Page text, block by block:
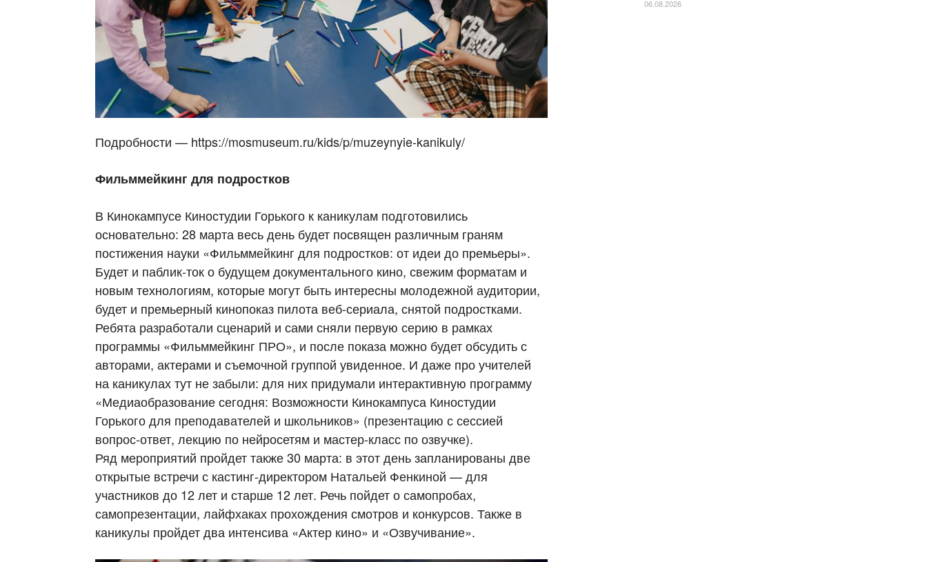
Подробности — https://mosmuseum.ru/kids/p/muzeynyie-kanikuly/
Фильммейкинг для подростков
В Кинокампусе Киностудии Горького к каникулам подготовились
основательно: 28 марта весь день будет посвящен различным граням
постижения науки «Фильммейкинг для подростков: от идеи до премьеры».
Будет и паблик-ток о будущем документального кино, свежим форматам и
новым технологиям, которые могут быть интересны молодежной аудитории,
будет и премьерный кинопоказ пилота веб-сериала, снятой подростками.
Ребята разработали сценарий и сами сняли первую серию в рамках
программы «Фильммейкинг ПРО», и после показа можно будет обсудить с
авторами, актерами и съемочной группой увиденное. И даже про учителей
на каникулах тут не забыли: для них придумали интерактивную программу
«Медиаобразование сегодня: Возможности Кинокампуса Киностудии
Горького для преподавателей и школьников» (презентацию с сессией
вопрос-ответ, лекцию по нейросетям и мастер-класс по озвучке).
Ряд мероприятий пройдет также 30 марта: в этот день запланированы две
открытые встречи с кастинг-директором Натальей Фенкиной — для
участников до 12 лет и старше 12 лет. Речь пойдет о самопробах,
самопрезентации, лайфхаках прохождения смотров и конкурсов. Также в
каникулы пройдет два интенсива «Актер кино» и «Озвучивание».
06.08.2026